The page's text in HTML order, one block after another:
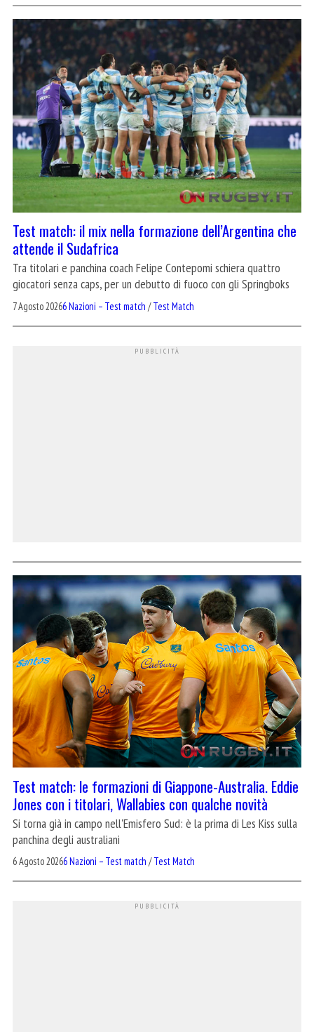
Test match: il mix nella formazione dell’Argentina che
attende il Sudafrica
Tra titolari e panchina coach Felipe Contepomi schiera quattro
giocatori senza caps, per un debutto di fuoco con gli Springboks
7 Agosto 20266 Nazioni – Test match /Test Match
Test match: le formazioni di Giappone-Australia. Eddie
Jones con i titolari, Wallabies con qualche novità
Si torna già in campo nell'Emisfero Sud: è la prima di Les Kiss sulla
panchina degli australiani
6 Agosto 20266 Nazioni – Test match /Test Match